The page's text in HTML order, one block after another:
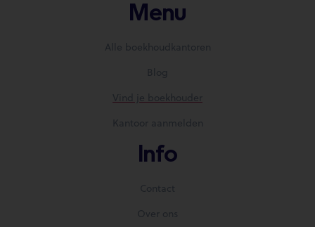
Menu
Alle boekhoudkantoren
Blog
Vind je boekhouder
Kantoor aanmelden
Info
Contact
Over ons